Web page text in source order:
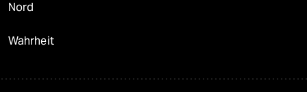
Nord
Wahrheit